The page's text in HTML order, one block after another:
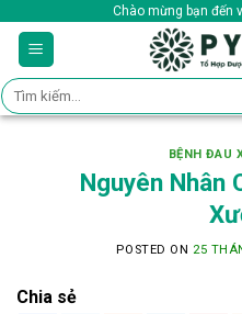
content
Chào mừng bạn đến
Tìm
kiếm:
BỆNH ĐAU
Nguyên Nhân
POSTED ON 25
Chia sẻ